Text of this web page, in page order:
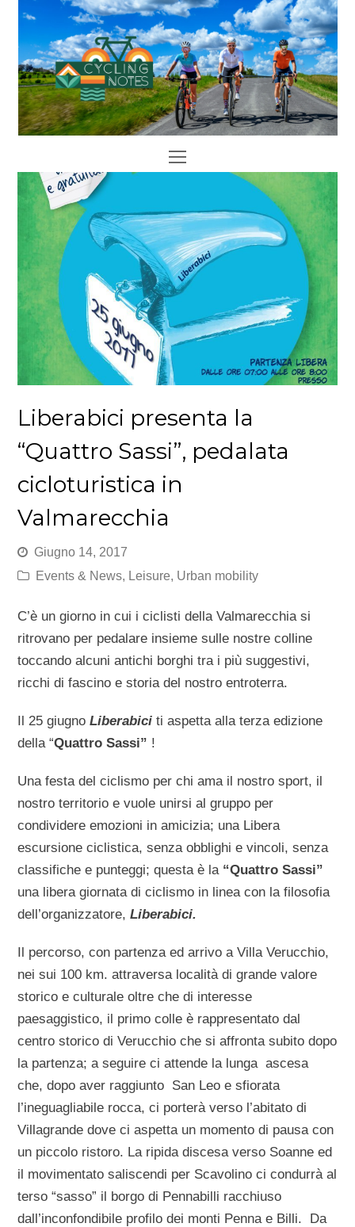
Open
Menu
Liberabici presenta la
“Quattro Sassi”, pedalata
cicloturistica in
Valmarecchia
Giugno 14, 2017
Events & News, Leisure, Urban mobility
C’è un giorno in cui i ciclisti della Valmarecchia si
ritrovano per pedalare insieme sulle nostre colline
toccando alcuni antichi borghi tra i più suggestivi,
ricchi di fascino e storia del nostro entroterra.
Il 25 giugnoLiberabici ti aspetta alla terza edizione
della “Quattro Sassi” !
Una festa del ciclismo per chi ama il nostro sport, il
nostro territorio e vuole unirsi al gruppo per
condividere emozioni in amicizia; una Libera
escursione ciclistica, senza obblighi e vincoli, senza
classifiche e punteggi; questa è la “Quattro Sassi”
una libera giornata di ciclismo in linea con la filosofia
dell’organizzatore,Liberabici.
Il percorso, con partenza ed arrivo a Villa Verucchio,
nei sui 100 km. attraversa località di grande valore
storico e culturale oltre che di interesse
paesaggistico, il primo colle è rappresentato dal
centro storico di Verucchio che si affronta subito dopo
la partenza; a seguire ci attende la lunga ascesa
che, dopo aver raggiunto San Leo e sfiorata
l’ineguagliabile rocca, ci porterà verso l’abitato di
Villagrande dove ci aspetta un momento di pausa con
un piccolo ristoro. La ripida discesa verso Soanne ed
il movimentato saliscendi per Scavolino ci condurrà al
terso “sasso” il borgo di Pennabilli racchiuso
dall’inconfondibile profilo dei monti Penna e Billi. Da